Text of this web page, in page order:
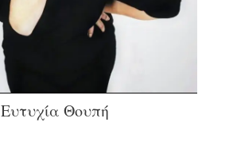
Ευτυχία Θουπή